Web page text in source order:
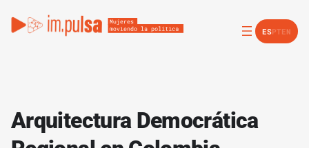
ESPTEN
Arquitectura Democrática